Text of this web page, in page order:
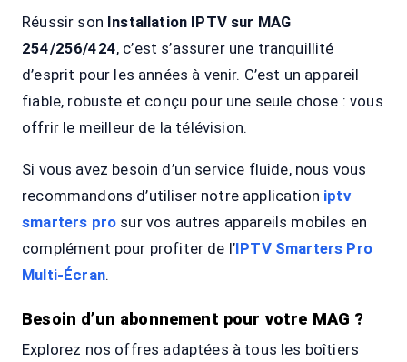
Réussir son Installation IPTV sur MAG
254/256/424, c’est s’assurer une tranquillité
d’esprit pour les années à venir. C’est un appareil
fiable, robuste et conçu pour une seule chose : vous
offrir le meilleur de la télévision.
Si vous avez besoin d’un service fluide, nous vous
recommandons d’utiliser notre application iptv
smarters pro sur vos autres appareils mobiles en
complément pour profiter de l’IPTV Smarters Pro
Multi-Écran.
Besoin d’un abonnement pour votre MAG ?
Explorez nos offres adaptées à tous les boîtiers